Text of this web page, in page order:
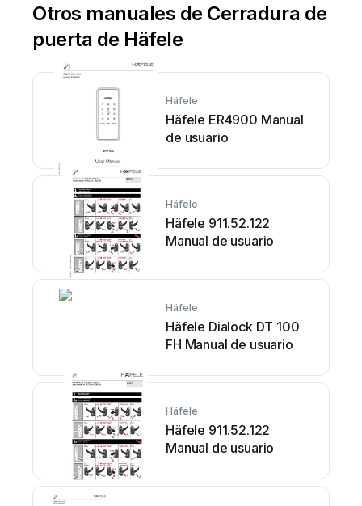
Otros manuales de Cerradura de
puerta de Häfele
Häfele
Häfele ER4900 Manual
de usuario
Häfele
Häfele 911.52.122
Manual de usuario
Häfele
Häfele Dialock DT 100
FH Manual de usuario
Häfele
Häfele 911.52.122
Manual de usuario